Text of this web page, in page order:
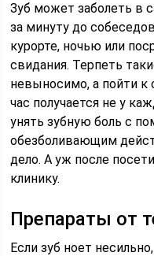
Зуб может заболеть в
за минуту до
курорте, ночью или
свидания. Терпеть
невыносимо, а пойти к
час получается не у
унять зубную боль с
обезболивающим
дело. А уж после
клинику.
Препараты от
Если зуб ноет